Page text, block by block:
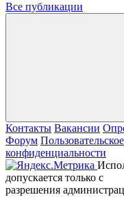
Все публикации
Контакты Вакансии
Форум
конфиденциальности
допускается только с
разрешения